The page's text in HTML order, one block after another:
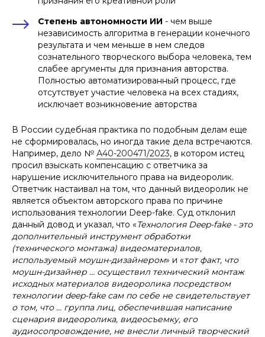
Степень автономности ИИ - чем выше
независимость алгоритма в генерации конечного
результата и чем меньше в нем следов
сознательного творческого выбора человека, тем
слабее аргументы для признания авторства.
Полностью автоматизированный процесс, где
отсутствует участие человека на всех стадиях,
исключает возникновение авторства
В России судебная практика по подобным делам еще
не сформировалась, но иногда такие дела встречаются.
Например, дело № А40-200471/2023, в котором истец
просил взыскать компенсацию с ответчика за
нарушение исключительного права на видеоролик.
Ответчик настаивал на том, что данный видеоролик не
является объектом авторского права по причине
использования технологии Deep-fake. Суд отклонил
данный довод и указал, что «Технология Deep-fake - это
дополнительный инструмент обработки
(технического монтажа) видеоматериалов,
используемый моушн-дизайнером» и «тот факт, что
моушн-дизайнер … осуществил технический монтаж
исходных материалов видеоролика посредством
технологии deep-fake сам по себе не свидетельствует
о том, что … группа лиц, обеспечившая написание
сценария видеоролика, видеосъемку, его
аудиосопровождение, не внесли личный творческий
ПОЛИНА ПУШКАРЁВА